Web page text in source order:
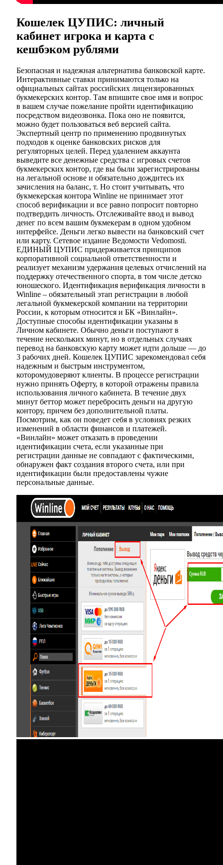
Кошелек ЦУПИС: личный
кабинет игрока и карта с
кешбэком рублями
Безопасная и надежная альтернатива банковской карте.
Интерактивные ставки принимаются только на
официальных сайтах российских лицензированных
букмекерских контор. Там впишите свое имя и вопрос
в вашем случае пожелание пройти идентификацию
посредством видеозвонка. Пока оно не появится,
можно будет пользоваться веб версией сайта.
Экспертный центр по применению продвинутых
подходов к оценке банковских рисков для
регуляторных целей. Перед удалением аккаунта
выведите все денежные средства с игровых счетов
букмекерских контор, где вы были зарегистрированы
на легальной основе и обязательно дождитесь их
зачисления на баланс, т. Но стоит учитывать, что
букмекерская контора Winline не принимает этот
способ верификации и все равно попросит повторно
подтвердить личность. Отслеживайте ввод и вывод
денег по всем вашим букмекерам в одном удобном
интерфейсе. Деньги легко вывести на банковский счет
или карту. Сетевое издание Ведомости Vedomosti.
ЕДИНЫЙ ЦУПИС придерживается принципов
корпоративной социальной ответственности и
реализует механизм удержания целевых отчислений на
поддержку отечественного спорта, в том числе детско
юношеского. Идентификация верификация личности в
Winline – обязательный этап регистрации в любой
легальной букмекерской компании на территории
России, к которым относится и БК «Винлайн».
Доступные способы идентификации указаны в
Личном кабинете. Обычно деньги поступают в
течение нескольких минут, но в отдельных случаях
перевод на банковскую карту может идти дольше — до
3 рабочих дней. Кошелек ЦУПИС зарекомендовал себя
надежным и быстрым инструментом,
которомудоверяют клиенты. В процессе регистрации
нужно принять Оферту, в которой отражены правила
использования личного кабинета. В течение двух
минут беттор может перебросить деньги на другую
контору, причем без дополнительной платы.
Посмотрим, как он поведет себя в условиях резких
изменений в области финансов и платежей.
«Винлайн» может отказать в проведении
идентификации счета, если указанные при
регистрации данные не совпадают с фактическими,
обнаружен факт создания второго счета, или при
идентификации были предоставлены чужие
персональные данные.